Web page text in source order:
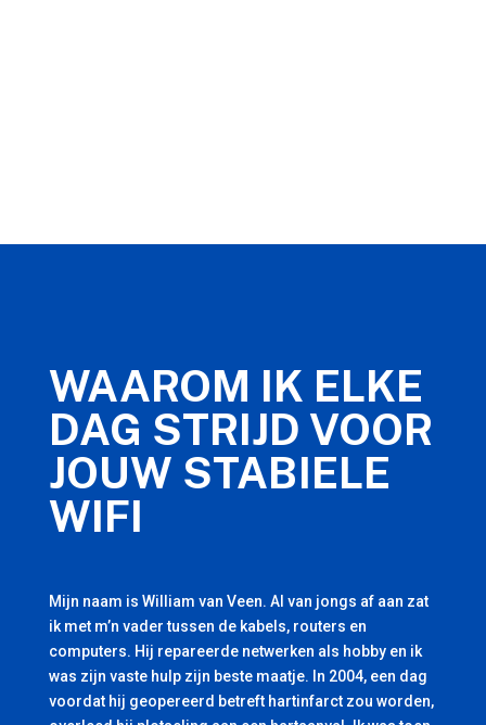
WAAROM IK ELKE
DAG STRIJD VOOR
JOUW STABIELE
WIFI
Mijn naam is William van Veen. Al van jongs af aan zat
ik met m’n vader tussen de kabels, routers en
computers. Hij repareerde netwerken als hobby en ik
was zijn vaste hulp zijn beste maatje. In 2004, een dag
voordat hij geopereerd betreft hartinfarct zou worden,